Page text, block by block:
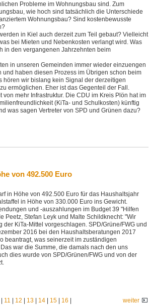
Probleme im Wohnungsbau sind. Zum
wie hoch sind tatsächlich die Unterschiede
Wohnungsbau? Sind kostenbewusste
in Kiel auch derzeit zum Teil gebaut? Vielleicht
bei Mieten und Nebenkosten verlangt wird. Was
in den vergangenen Jahrzehnten beim
in unseren Gemeinden immer wieder einzuengen
haben diesen Prozess im Übrigen schon beim
hören wir bislang kein Signal der derzeitigen
ermöglichen. Eher ist das Gegenteil der Fall.
mehr Infrastruktur. Die CDU im Kreis Plön hat im
(KiTa- und Schulkosten) künftig
was sagen Vertreter von SPD und Grünen dazu?
von 492.500 Euro
in Höhe von 492.500 Euro für das Haushaltsjahr
in Höhe von 330.000 Euro ins Gewicht.
und -auszahlungen im Budget 39 "Hilfen
Peetz, Stefan Leyk und Malte Schildknecht: "Wir
KiTa-Mittel vorgeschlagen. SPD/Grüne/FWG und
2016 bei den Haushaltsberatungen 2017
beantragt, was seinerzeit im zuständigen
war die Summe, die damals nach den uns
dies wurde von SPD/Grünen/FWG und von der
weiter
11 12 13| 14| 15| 16